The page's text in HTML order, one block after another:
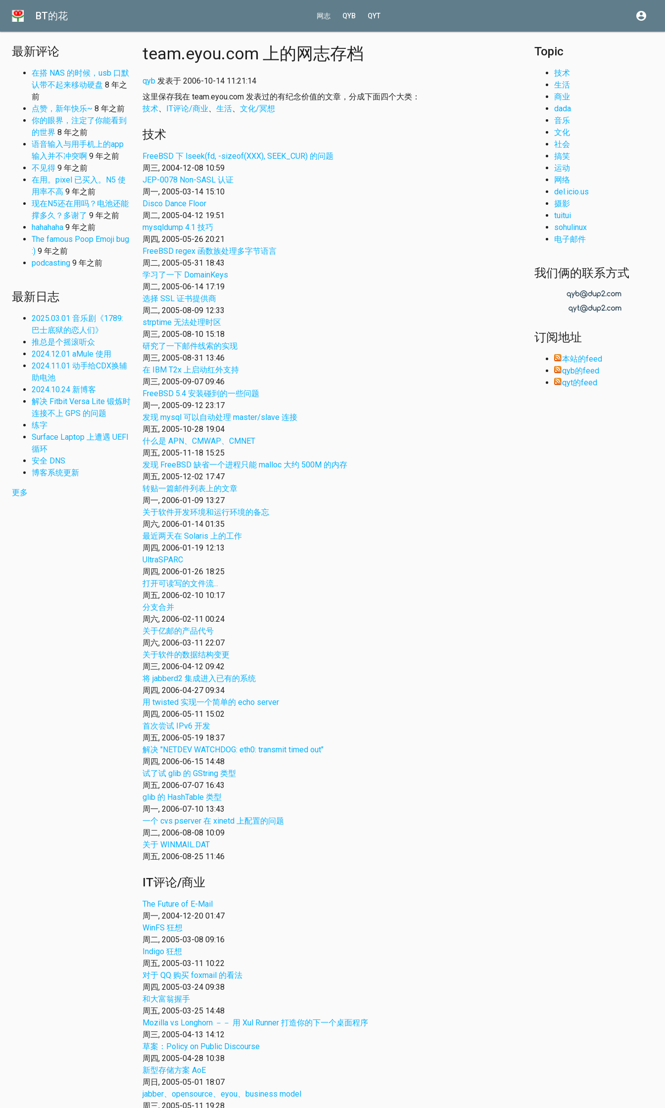
BT的花 网志 QYB QYT account_circle
team.eyou.com 上的网志存档
qyb 发表于 2006-10-14 11:21:14
这里保存我在 team.eyou.com 发表过的有纪念价值的文章，分成下面四个大类：
技术、 IT评论/商业、 生活、 文化/冥想
技术
FreeBSD 下 lseek(fd, -sizeof(XXX), SEEK_CUR) 的问题
周三, 2004-12-08 10:59
JEP-0078 Non-SASL 认证
周一, 2005-03-14 15:10
Disco Dance Floor
周二, 2005-04-12 19:51
mysqldump 4.1 技巧
周四, 2005-05-26 20:21
FreeBSD regex 函数族处理多字节语言
周二, 2005-05-31 18:43
学习了一下 DomainKeys
周二, 2005-06-14 17:19
选择 SSL 证书提供商
周二, 2005-08-09 12:33
strptime 无法处理时区
周三, 2005-08-10 15:18
研究了一下邮件线索的实现
周三, 2005-08-31 13:46
在 IBM T2x 上启动红外支持
周三, 2005-09-07 09:46
FreeBSD 5.4 安装碰到的一些问题
周一, 2005-09-12 23:17
发现 mysql 可以自动处理 master/slave 连接
周五, 2005-10-28 19:04
什么是 APN、CMWAP、CMNET
周五, 2005-11-18 15:25
发现 FreeBSD 缺省一个进程只能 malloc 大约 500M 的内存
周五, 2005-12-02 17:47
转贴一篇邮件列表上的文章
周一, 2006-01-09 13:27
关于软件开发环境和运行环境的备忘
周六, 2006-01-14 01:35
最近两天在 Solaris 上的工作
周四, 2006-01-19 12:13
UltraSPARC
周四, 2006-01-26 18:25
打开可读写的文件流...
周五, 2006-02-10 10:17
分支合并
周六, 2006-02-11 00:24
关于亿邮的产品代号
周六, 2006-03-11 22:07
关于软件的数据结构变更
周三, 2006-04-12 09:42
将 jabberd2 集成进入已有的系统
周四, 2006-04-27 09:34
用 twisted 实现一个简单的 echo server
周四, 2006-05-11 15:02
首次尝试 IPv6 开发
周五, 2006-05-19 18:37
解决 "NETDEV WATCHDOG: eth0: transmit timed out"
周四, 2006-06-15 14:48
试了试 glib 的 GString 类型
周五, 2006-07-07 16:43
glib 的 HashTable 类型
周一, 2006-07-10 13:43
一个 cvs pserver 在 xinetd 上配置的问题
周二, 2006-08-08 10:09
关于 WINMAIL.DAT
周五, 2006-08-25 11:46
IT评论/商业
The Future of E-Mail
周一, 2004-12-20 01:47
WinFS 狂想
周二, 2005-03-08 09:16
Indigo 狂想
周五, 2005-03-11 10:22
对于 QQ 购买 foxmail 的看法
周四, 2005-03-24 09:38
和大富翁握手
周五, 2005-03-25 14:48
Mozilla vs Longhorn －－ 用 Xul Runner 打造你的下一个桌面程序
周三, 2005-04-13 14:12
草案：Policy on Public Discourse
周四, 2005-04-28 10:38
新型存储方案 AoE
周日, 2005-05-01 18:07
jabber、opensource、eyou、business model
周三, 2005-05-11 19:28
最新评论
在搭 NAS 的时候，usb 口默
认带不起来移动硬盘 8 年之
前
点赞，新年快乐~ 8 年之前
你的眼界，注定了你能看到
的世界 8 年之前
语音输入与用手机上的app
输入并不冲突啊 9 年之前
不见得 9 年之前
在用。pixel 已买入。N5 使
用率不高 9 年之前
现在N5还在用吗？电池还能
撑多久？多谢了 9 年之前
hahahaha 9 年之前
The famous Poop Emoji bug
:) 9 年之前
podcasting 9 年之前
最新日志
2025.03.01 音乐剧《1789:
巴士底狱的恋人们》
推总是个摇滚听众
2024.12.01 aMule 使用
2024.11.01 动手给CDX换辅
助电池
2024.10.24 新博客
解决 Fitbit Versa Lite 锻炼时
连接不上 GPS 的问题
练字
Surface Laptop 上遭遇 UEFI
循环
安全 DNS
博客系统更新
更多
Topic
技术
生活
商业
dada
音乐
文化
社会
搞笑
运动
网络
del.icio.us
摄影
tuitui
sohulinux
电子邮件
我们俩的联系方式
订阅地址
本站的feed
qyb的feed
qyt的feed